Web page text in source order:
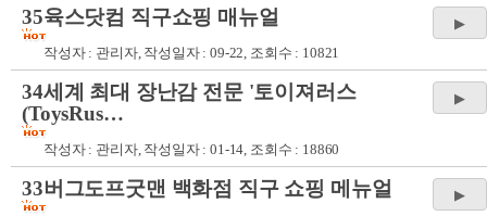
35육스닷컴 직구쇼핑 매뉴얼
작성자 : 관리자, 작성일자 : 09-22, 조회수 : 10821
34세계 최대 장난감 전문 '토이져러스
(ToysRus…
작성자 : 관리자, 작성일자 : 01-14, 조회수 : 18860
33버그도프굿맨 백화점 직구 쇼핑 메뉴얼